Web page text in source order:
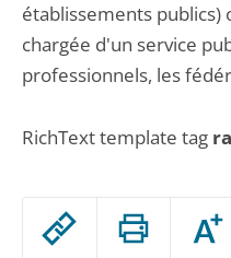
Passer
ou
établissements publics)
chargée d'un service
professionnels, les
RichText template tag